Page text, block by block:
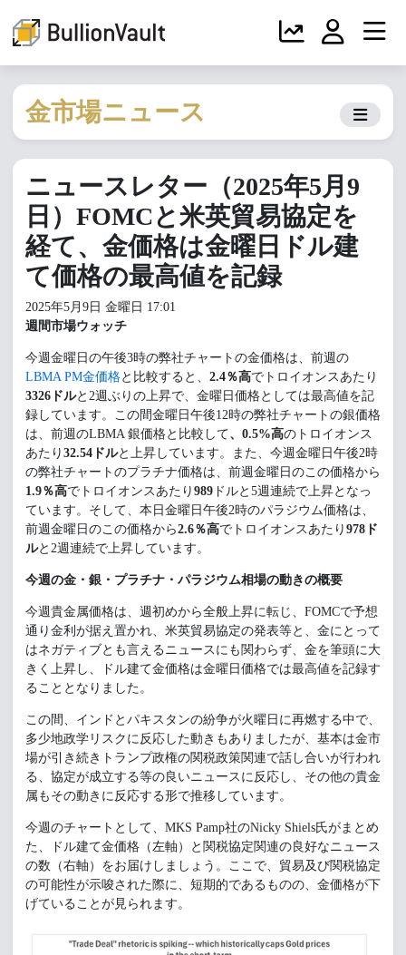
金市場ニュース
ニュースレター（2025年5月9
日）FOMCと米英貿易協定を
経て、金価格は金曜日ドル建
て価格の最高値を記録
2025年5月9日 金曜日 17:01
週間市場ウォッチ
今週金曜日の午後3時の弊社チャートの金価格は、前週の
LBMA PM金価格と比較すると、 2.4％高でトロイオンスあたり
3326ドルと2週ぶりの上昇で、金曜日価格としては最高値を記
録しています。この間金曜日午後12時の弊社チャートの銀価格
は、前週のLBMA 銀価格と比較して、 0.5%高のトロイオンス
あたり 32.54ドルと上昇しています。また、今週金曜日午後2時
の弊社チャートのプラチナ価格は、前週金曜日のこの価格から
1.9％高でトロイオンスあたり 989 ドルと5週連続で上昇となっ
ています。そして、本日金曜日午後2時のパラジウム価格は、
前週金曜日のこの価格から2.6％高でトロイオンスあたり 978ド
ルと2週連続で上昇しています。
今週の金・銀・プラチナ・パラジウム相場の動きの概要
今週貴金属価格は、週初めから全般上昇に転じ、FOMCで予想
通り金利が据え置かれ、米英貿易協定の発表等と、金にとって
はネガティブとも言えるニュースにも関わらず、金を筆頭に大
きく上昇し、ドル建て金価格は金曜日価格では最高値を記録す
ることとなりました。
この間、インドとパキスタンの紛争が火曜日に再燃する中で、
多少地政学リスクに反応した動きもありましたが、基本は金市
場が引き続きトランプ政権の関税政策関連で話し合いが行われ
る、協定が成立する等の良いニュースに反応し、その他の貴金
属もその動きに反応する形で推移しています。
今週のチャートとして、MKS Pamp社のNicky Shiels氏がまとめ
た、ドル建て金価格（左軸）と関税協定関連の良好なニュース
の数（右軸）をお届けしましょう。ここで、貿易及び関税協定
の可能性が示唆された際に、短期的であるものの、金価格が下
げていることが見られます。